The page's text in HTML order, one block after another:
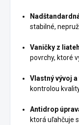
stabilné,
Vaničky z
povrchy, ktoré
Vlastný vývoj
kontrolou
Antidrop
ktorá uľahčuje